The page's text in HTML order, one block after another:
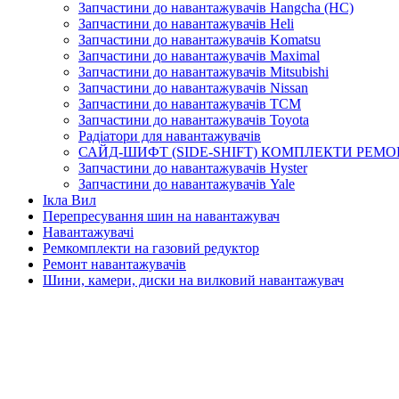
Запчастини до навантажувачів Hangcha (HC)
Запчастини до навантажувачів Heli
Запчастини до навантажувачів Komatsu
Запчастини до навантажувачів Maximal
Запчастини до навантажувачів Mitsubishi
Запчастини до навантажувачів Nissan
Запчастини до навантажувачів TCM
Запчастини до навантажувачів Toyota
Радіатори для навантажувачів
САЙД-ШИФТ (SIDE-SHIFT) КОМПЛЕКТИ
Запчастини до навантажувачів Hyster
Запчастини до навантажувачів Yale
Ікла Вил
Перепресування шин на навантажувач
Навантажувачі
Ремкомплекти на газовий редуктор
Ремонт навантажувачів
Шини, камери, диски на вилковий навантажувач